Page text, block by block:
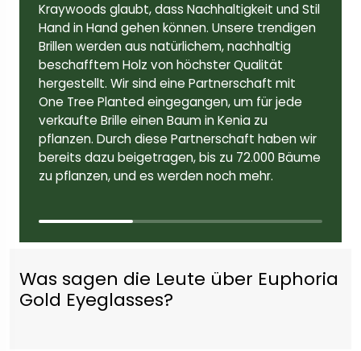
Kraywoods glaubt, dass Nachhaltigkeit und Stil
Hand in Hand gehen können. Unsere trendigen
Brillen werden aus natürlichem, nachhaltig
beschafftem Holz von höchster Qualität
hergestellt. Wir sind eine Partnerschaft mit
One Tree Planted eingegangen, um für jede
verkaufte Brille einen Baum in Kenia zu
pflanzen. Durch diese Partnerschaft haben wir
bereits dazu beigetragen, bis zu 72.000 Bäume
zu pflanzen, und es werden noch mehr.
Was sagen die Leute über Euphoria
Gold Eyeglasses?